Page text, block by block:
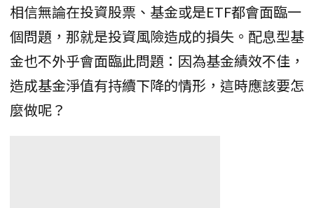
相信無論在投資股票、基金或是ETF都會面臨一
個問題，那就是投資風險造成的損失。配息型基
金也不外乎會面臨此問題：因為基金績效不佳，
造成基金淨值有持續下降的情形，這時應該要怎
麼做呢？